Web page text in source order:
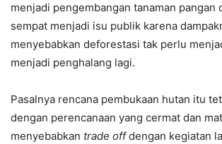
menjadi pengembangan tanaman pangan
sempat menjadi isu publik karena
menyebabkan deforestasi tak perlu
menjadi penghalang lagi.
Pasalnya rencana pembukaan hutan itu
dengan perencanaan yang cermat dan
menyebabkan trade offdengan kegiatan